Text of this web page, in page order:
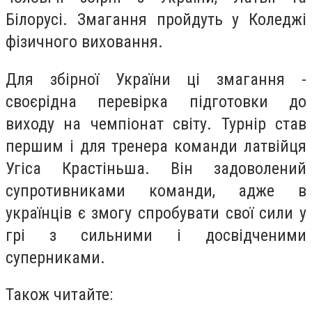
Білорусі. Змагання пройдуть у Коледжі
фізичного виховання.
Для збірної України ці змагання -
своєрідна перевірка підготовки до
виходу на чемпіонат світу. Турнір став
першим і для тренера команди латвійця
Угіса Крастіньша. Він задоволений
супротивниками команди, адже в
українців є змогу спробувати свої сили у
грі з сильними і досвідченими
суперниками.
Також читайте: